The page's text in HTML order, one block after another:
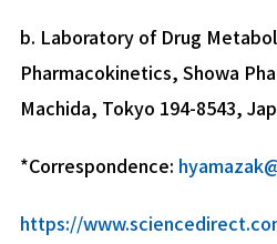
b. Laboratory of Drug
Pharmacokinetics, Showa
Machida, Tokyo 194-8543,
*Correspondence:
https://